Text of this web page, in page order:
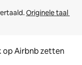
Originele taal
op Airbnb zetten